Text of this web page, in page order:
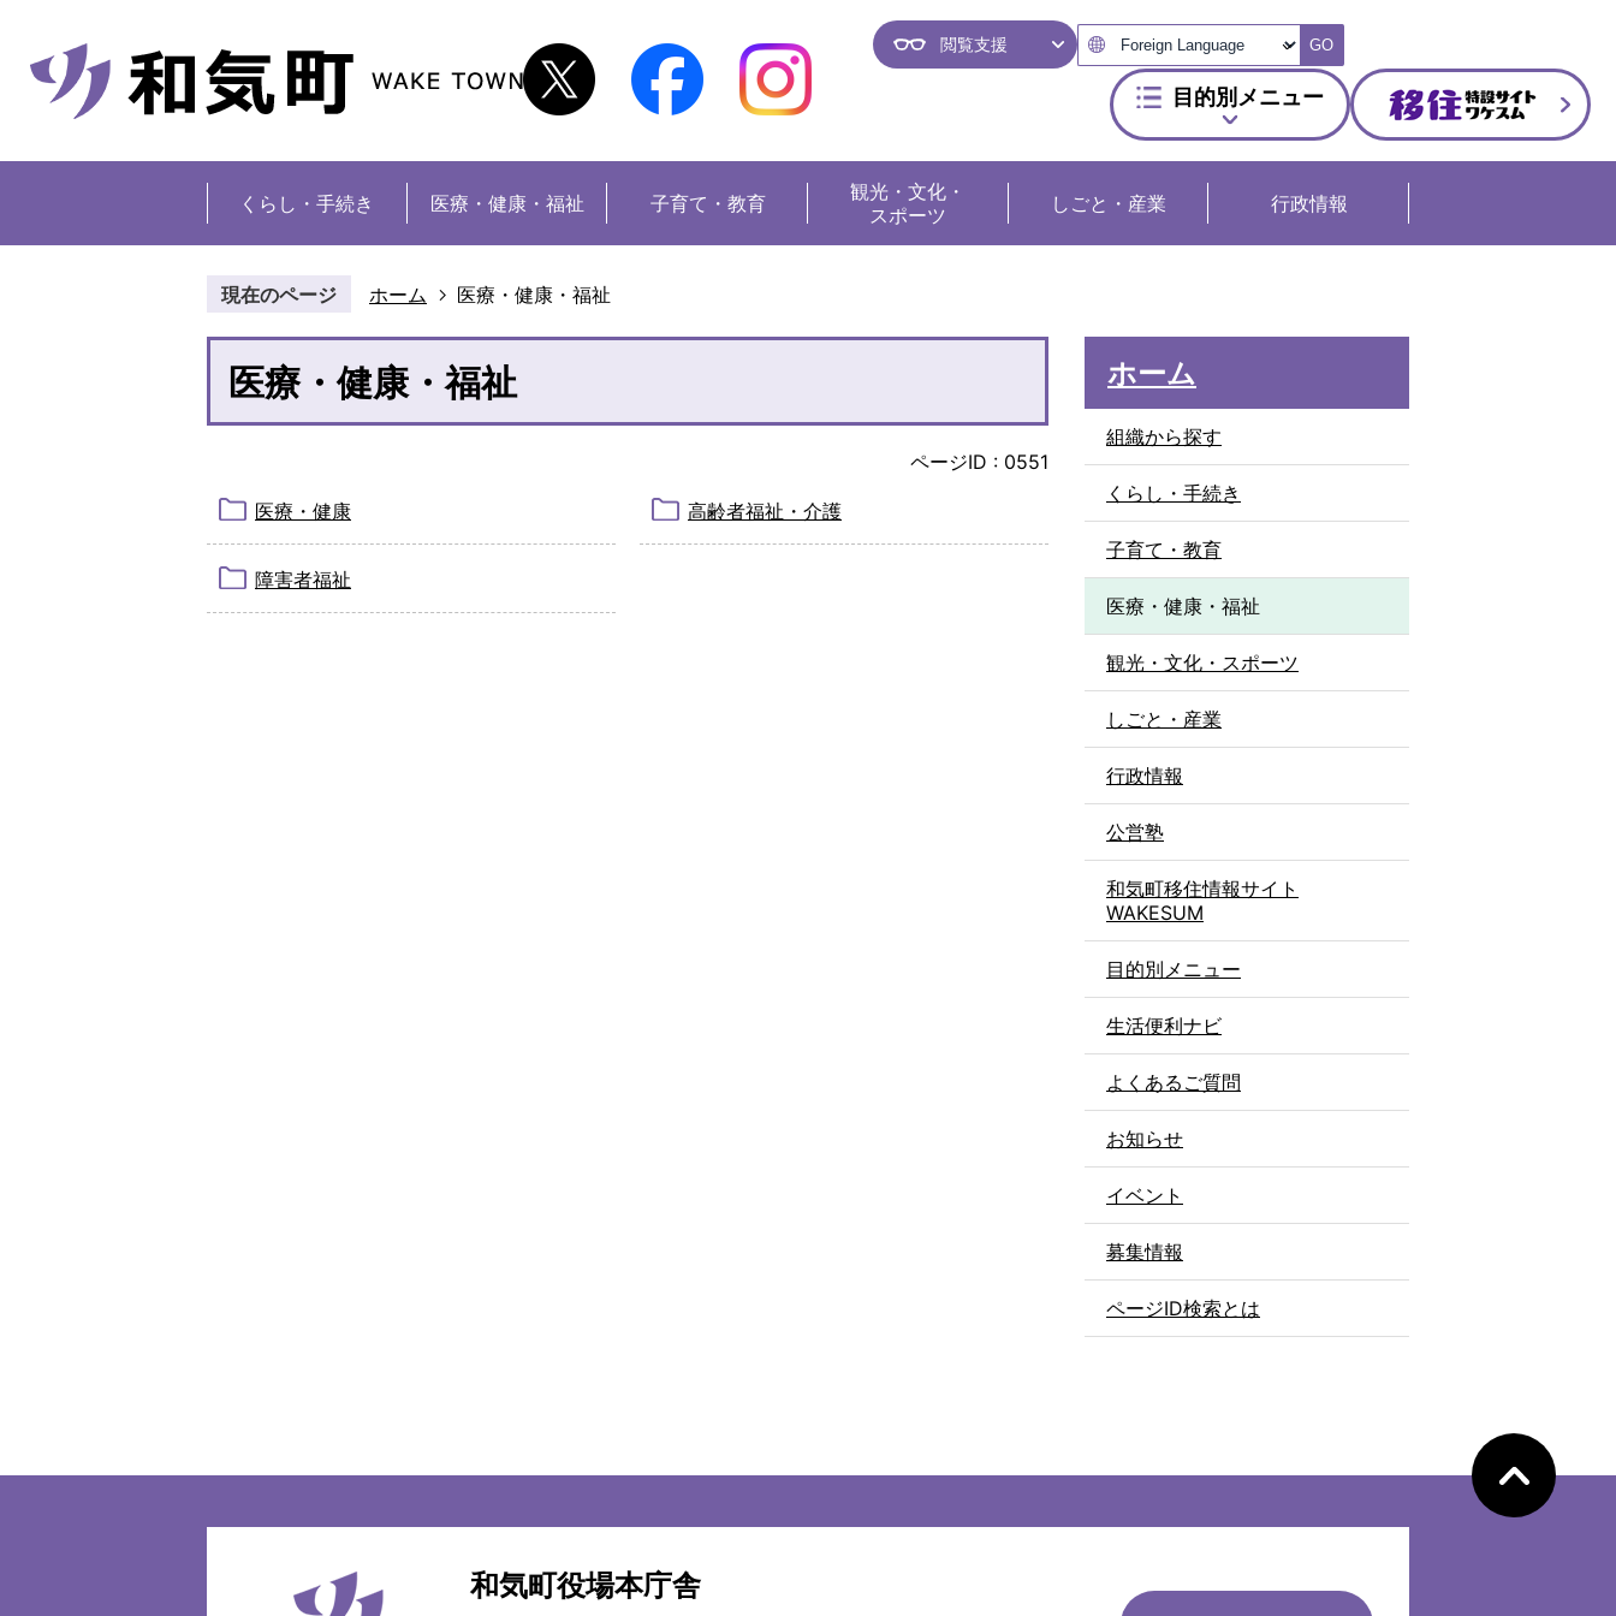
閲覧支援 GO
目的別メニュー
くらし・手続き 医療・健康・福祉 子育て・教育 観光・文化・
スポーツ
しごと・産業 行政情報
現在のページ ホーム 医療・健康・福祉
医療・健康・福祉
ページID : 0551
医療・健康 高齢者福祉・介護
障害者福祉
ホーム
組織から探す
くらし・手続き
子育て・教育
医療・健康・福祉
観光・文化・スポーツ
しごと・産業
行政情報
公営塾
和気町移住情報サイト
WAKESUM
目的別メニュー
生活便利ナビ
よくあるご質問
お知らせ
イベント
募集情報
ページID検索とは
ペ
ー
ジ
和気町役場本庁舎